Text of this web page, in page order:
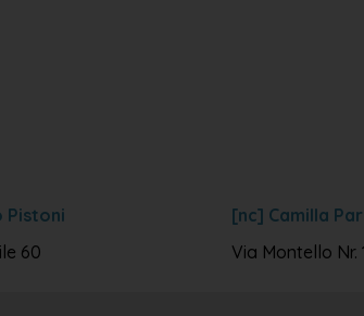
Pistoni
60
[nc] Camilla
Via Montello Nr.